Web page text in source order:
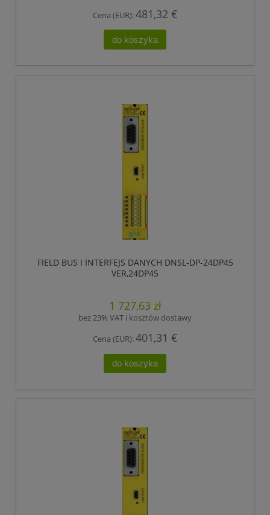
Cena (EUR):481,32 €
do koszyka
FIELD BUS I INTERFEJS DANYCH DNSL-DP-24DP45
VER,24DP45
1 727,63 zł
bez 23% VAT i kosztów dostawy
Cena (EUR):401,31 €
do koszyka